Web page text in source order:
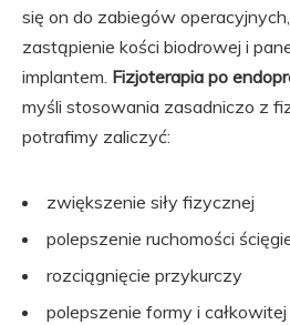
się on do zabiegów
zastąpienie kości biodrowej i
implantem. Fizjoterapia po
myśli stosowania zasadniczo z
potrafimy zaliczyć:
zwiększenie siły fizycznej
polepszenie ruchomości
rozciągnięcie przykurczy
polepszenie formy i